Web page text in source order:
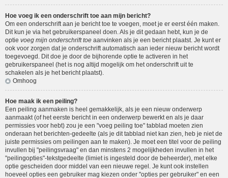
Hoe voeg ik een onderschrift toe aan mijn bericht?
Om een onderschrift aan je bericht toe te voegen, moet je er eerst één maken.
Dit kun je via het gebruikerspaneel doen. Als je dit gedaan hebt, kun je de
optie voeg mijn onderschrift toe aanvinken als je een bericht plaatst. Je kunt er
ook voor zorgen dat je onderschrift automatisch aan ieder nieuw bericht wordt
toegevoegd. Dit doe je door de bijhorende optie te activeren in het
gebruikerspaneel (het is nog altijd mogelijk om het onderschrift uit te
schakelen als je het bericht plaatst).
Omhoog
Hoe maak ik een peiling?
Een peiling aanmaken is heel gemakkelijk, als je een nieuw onderwerp
aanmaakt (of het eerste bericht in een onderwerp bewerkt en als je daar
permissies voor hebt) zou je een "voeg peiling toe" tabblad moeten zien
onderaan het berichten-gedeelte (als je dit tabblad niet kan zien, heb je niet de
juiste permissies om peilingen aan te maken). Je moet een titel voor de peiling
invullen bij "peilingsvraag" en dan minstens 2 mogelijkheden invullen in het
"peilingopties"-tekstgedeelte (limiet is ingesteld door de beheerder), met elke
optie gescheiden door middel van een nieuwe regel. Je kunt ook instellen
hoeveel opties een gebruiker mag kiezen onder "opties per gebruiker" en een